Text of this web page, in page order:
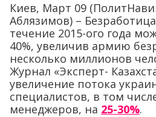
Киев, Март 09
Аблязимов) –
течение 2015-ого года
40%, увеличив армию
несколько миллионов
Журнал «Эксперт-
увеличение потока
специалистов, в том
менеджеров, на 25-30%.